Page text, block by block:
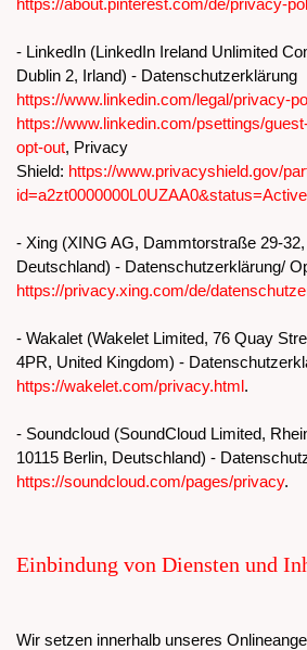
https://about.pinterest.com/de/privacy-
- LinkedIn (LinkedIn Ireland Unlimited
Dublin 2, Irland) - Datenschutzerklärung
https://www.linkedin.com/legal/privacy-
https://www.linkedin.com/psettings/
opt-out, Privacy
Shield: https://www.privacyshield.gov/
id=a2zt0000000L0UZAA0&status=Active
- Xing (XING AG, Dammtorstraße 29-
Deutschland) - Datenschutzerklärung/
https://privacy.xing.com/de/
- Wakalet (Wakelet Limited, 76 Quay
4PR, United Kingdom) -
https://wakelet.com/privacy.html.
- Soundcloud (SoundCloud Limited,
10115 Berlin, Deutschland) -
https://soundcloud.com/pages/privacy.
Einbindung von Diensten und
Wir setzen innerhalb unseres